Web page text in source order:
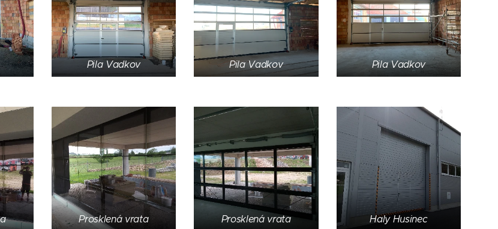
Pila Vadkov Pila Vadkov Pila Vadkov
Prosklená vrata Prosklená vrata Haly Husinec